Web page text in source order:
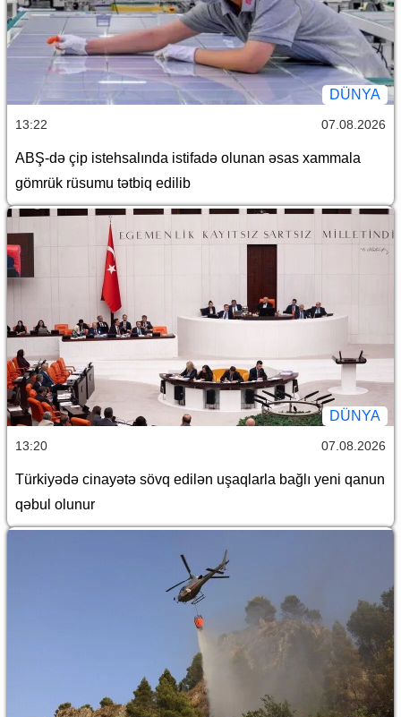
DÜNYA
13:22 07.08.2026
ABŞ-də çip istehsalında istifadə olunan əsas xammala
gömrük rüsumu tətbiq edilib
DÜNYA
13:20 07.08.2026
Türkiyədə cinayətə sövq edilən uşaqlarla bağlı yeni qanun
qəbul olunur